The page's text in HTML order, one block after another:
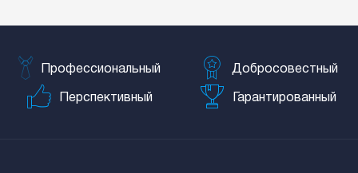
Профессиональный Добросовестный
Перспективный Гарантированный